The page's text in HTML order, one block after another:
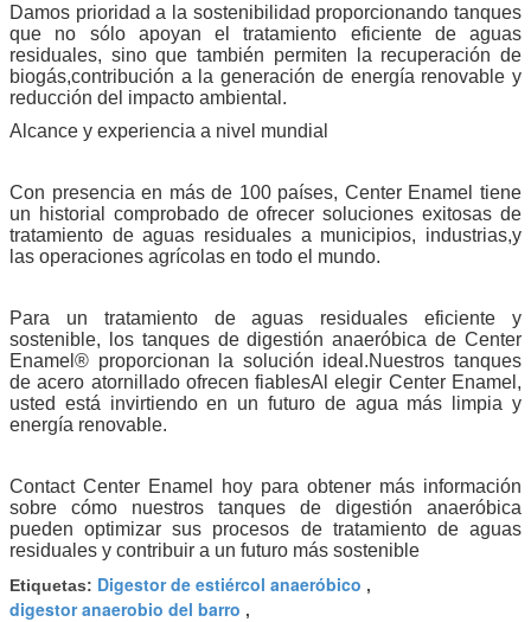
Damos prioridad a la sostenibilidad proporcionando tanques
que no sólo apoyan el tratamiento eficiente de aguas
residuales, sino que también permiten la recuperación de
biogás,contribución a la generación de energía renovable y
reducción del impacto ambiental.
Alcance y experiencia a nivel mundial
Con presencia en más de 100 países, Center Enamel tiene
un historial comprobado de ofrecer soluciones exitosas de
tratamiento de aguas residuales a municipios, industrias,y
las operaciones agrícolas en todo el mundo.
Para un tratamiento de aguas residuales eficiente y
sostenible, los tanques de digestión anaeróbica de Center
Enamel® proporcionan la solución ideal.Nuestros tanques
de acero atornillado ofrecen fiablesAl elegir Center Enamel,
usted está invirtiendo en un futuro de agua más limpia y
energía renovable.
Contact Center Enamel hoy para obtener más información
sobre cómo nuestros tanques de digestión anaeróbica
pueden optimizar sus procesos de tratamiento de aguas
residuales y contribuir a un futuro más sostenible
Etiquetas: Digestor de estiércol anaeróbico ,
digestor anaerobio del barro ,